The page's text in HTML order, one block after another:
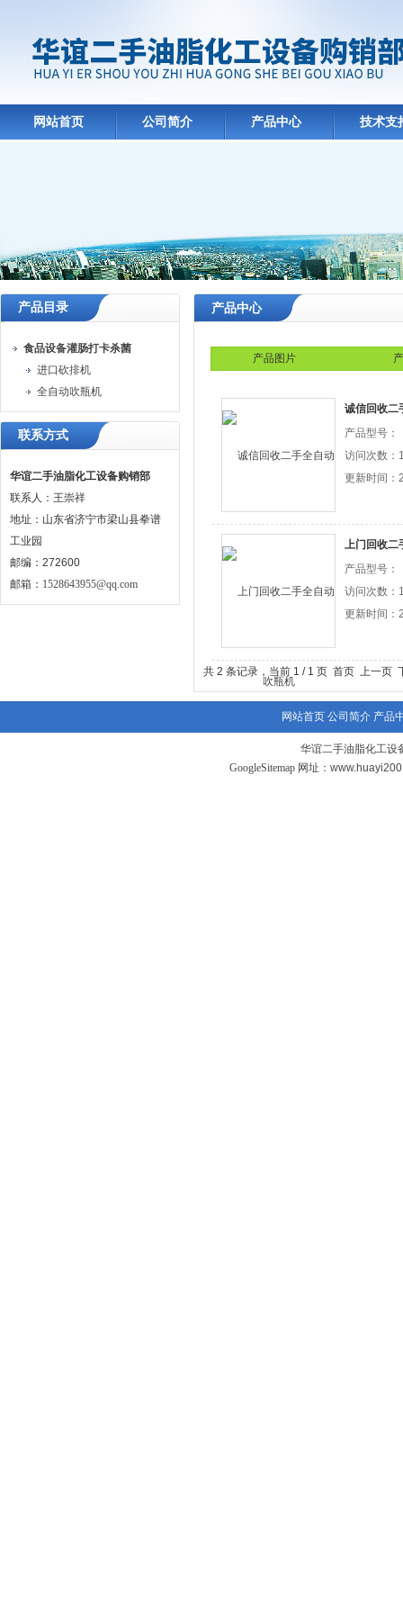
网站首页 公司简介 产品中心 技术支
产品目录
食品设备灌肠打卡杀菌
进口砍排机
全自动吹瓶机
联系方式
华谊二手油脂化工设备购销部
联系人：王崇祥
地址：山东省济宁市梁山县拳谱
工业园
邮编：272600
邮箱： 1528643955@qq.com
产品中心
产品图片
诚信回收二
产品型号：
访问次数：
更新时间：
上门回收二
产品型号：
访问次数：
更新时间：
共 2 条记录，当前 1 / 1 页 首页 上一页
网站首页 公司简介 产品
华谊二手油脂化工设
GoogleSitemap 网址：